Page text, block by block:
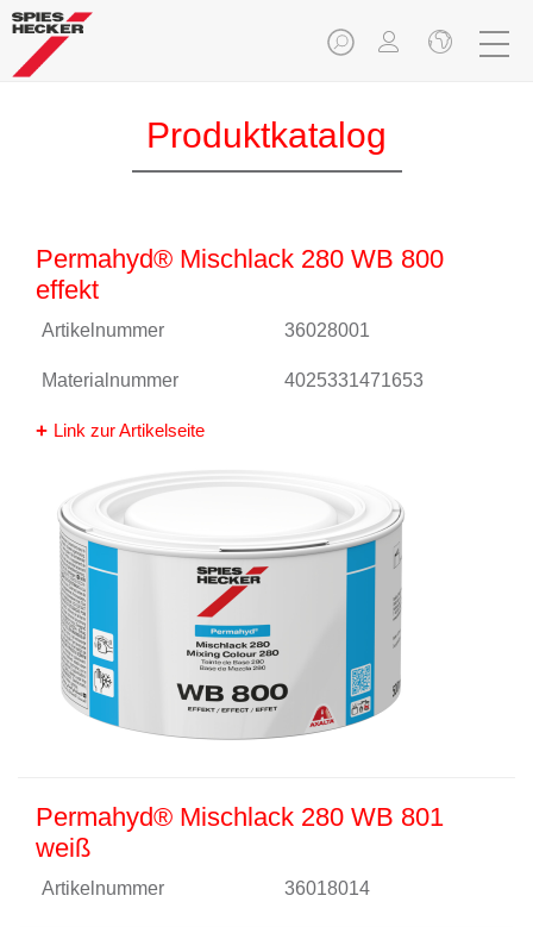
Produktkatalog
Permahyd® Mischlack 280 WB 800
effekt
Artikelnummer 36028001
Materialnummer 4025331471653
Link zur Artikelseite
Permahyd® Mischlack 280 WB 801
weiß
Artikelnummer 36018014